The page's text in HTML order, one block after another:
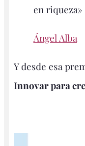
en riqueza»
Ángel Alba
Y desde esa
Innovar para